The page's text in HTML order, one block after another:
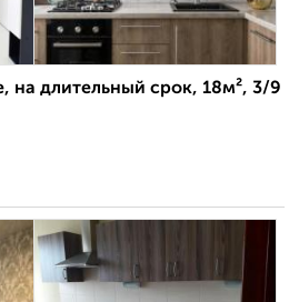
на длительный срок, 18м², 3/9